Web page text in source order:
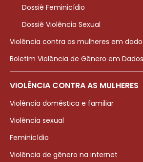
Dossiê Feminicídio
Dossiê Violência Sexual
Violência contra as mulheres em
Boletim Violência de Gênero em Dados
VIOLÊNCIA CONTRA AS MULHERES
Violência doméstica e familiar
Violência sexual
Feminicídio
Violência de gênero na internet